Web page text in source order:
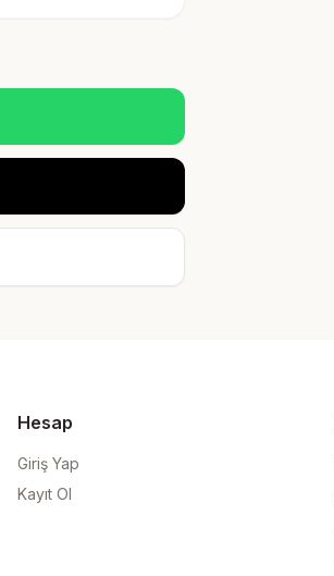
Hesap
Giriş Yap
Kayıt Ol